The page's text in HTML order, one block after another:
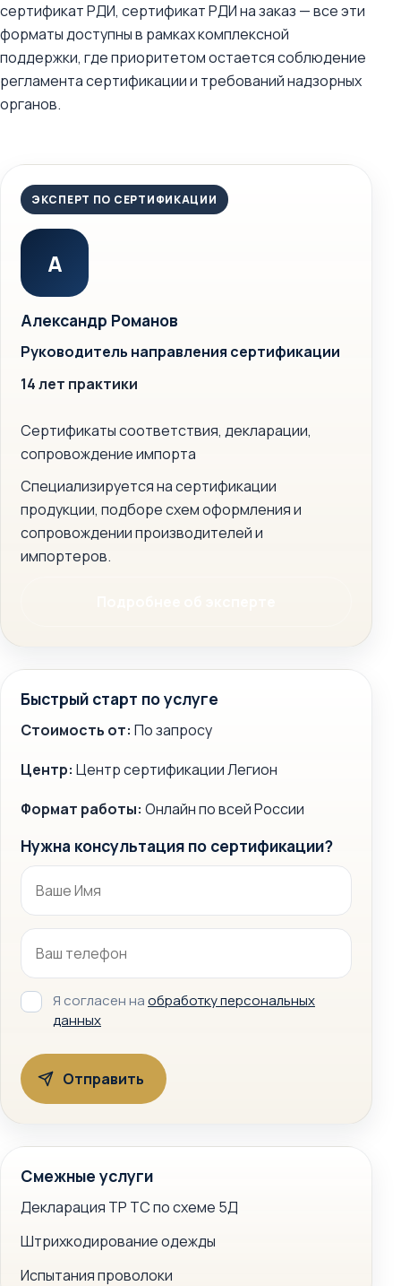
сертификат РДИ, сертификат РДИ на заказ — все эти
форматы доступны в рамках комплексной
поддержки, где приоритетом остается соблюдение
регламента сертификации и требований надзорных
органов.
ЭКСПЕРТ ПО СЕРТИФИКАЦИИ
А
Александр Романов
Руководитель направления сертификации
14 лет практики
Сертификаты соответствия, декларации,
сопровождение импорта
Специализируется на сертификации
продукции, подборе схем оформления и
сопровождении производителей и
импортеров.
Быстрый старт по услуге
Стоимость от: По запросу
Центр: Центр сертификации Легион
Формат работы: Онлайн по всей России
Нужна консультация по сертификации?
Я согласен наобработку персональных
данных
Смежные услуги
Декларация ТР ТС по схеме 5Д
Штрихкодирование одежды
Испытания проволоки